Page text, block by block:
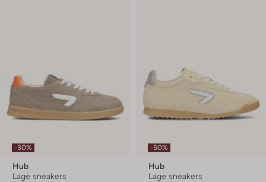
-30%
Hub
Lage sneakers
-50%
Hub
Lage sneakers